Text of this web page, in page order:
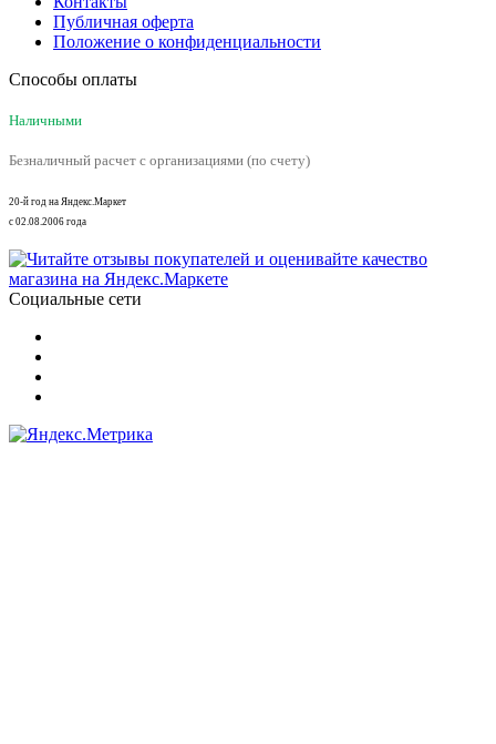
Публичная оферта
Положение о конфиденциальности
Способы оплаты
Наличными
Безналичный расчет с организациями (по счету)
20-й год на Яндекс.Маркет
с 02.08.2006 года
Социальные сети